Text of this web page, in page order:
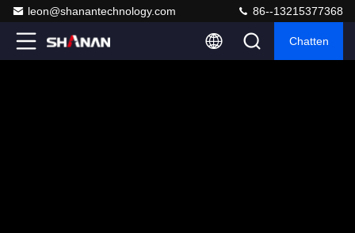
leon@shanantechnology.com 86--13215377368
Chatten